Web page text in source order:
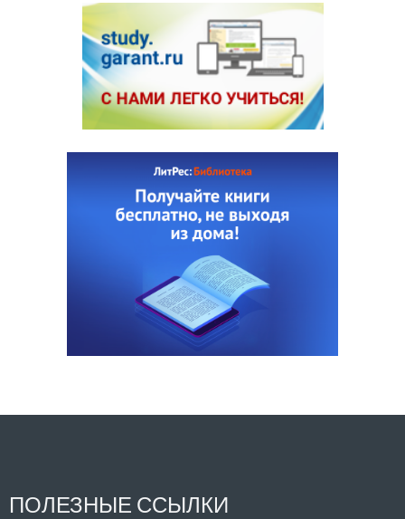
ПОЛЕЗНЫЕ ССЫЛКИ